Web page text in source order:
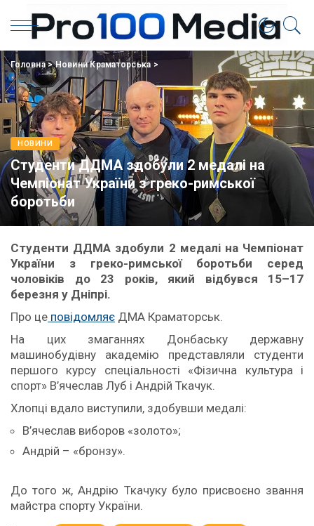
Головна>Новини Краматорська >
НОВИНИ
Студенти ДДМА здобули 2 медалі на
Чемпіонат України з греко-римської
боротьби
Студенти ДДМА здобули 2 медалі на Чемпіонат
України з греко-римської боротьби серед
чоловіків до 23 років, який відбувся 15–17
березня у Дніпрі.
Про це повідомляє ДМА Краматорськ.
На цих змаганнях Донбаську державну
машинобудівну академію представляли студенти
першого курсу спеціальності «Фізична культура і
спорт» В’ячеслав Луб і Андрій Ткачук.
Хлопці вдало виступили, здобувши медалі:
В’ячеслав виборов «золото»;
Андрій – «бронзу».
До того ж, Андрію Ткачуку було присвоєно звання
майстра спорту України.